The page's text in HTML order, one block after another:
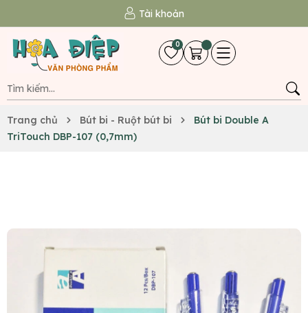
Tài khoản
0
Trang chủ Bút bi - Ruột bút bi
Bút bi Double A
TriTouch DBP-107 (0,7mm)